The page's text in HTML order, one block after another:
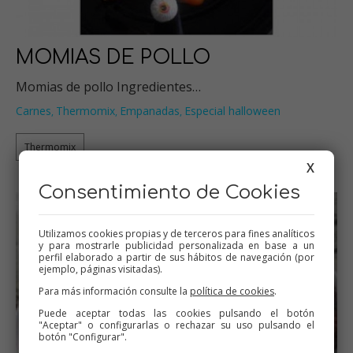
MOMIAS DE POLLO
Momias de pollo Ingredientes…
Carnes, Thermomix, Empanadas, Especial halloween
Thermomix
X
Consentimiento de Cookies
Utilizamos cookies propias y de terceros para fines analíticos
y para mostrarle publicidad personalizada en base a un
perfil elaborado a partir de sus hábitos de navegación (por
ejemplo, páginas visitadas).
Para más información consulte la política de cookies.
Puede aceptar todas las cookies pulsando el botón
"Aceptar" o configurarlas o rechazar su uso pulsando el
botón "Configurar".